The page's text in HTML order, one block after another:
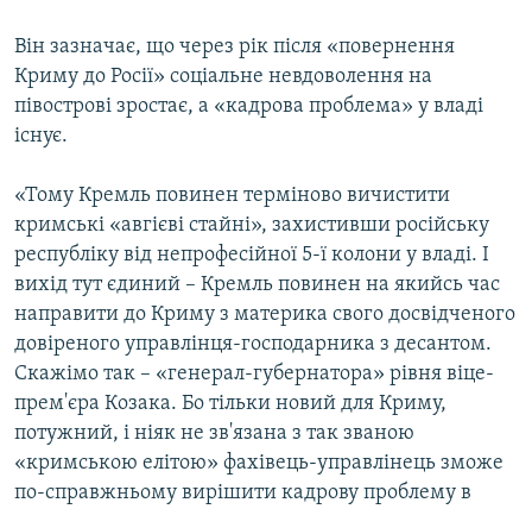
Він зазначає, що через рік після «повернення
Криму до Росії» соціальне невдоволення на
півострові зростає, а «кадрова проблема» у владі
існує.
«Тому Кремль повинен терміново вичистити
кримські «авгієві стайні», захистивши російську
республіку від непрофесійної 5-ї колони у владі. І
вихід тут єдиний – Кремль повинен на якийсь час
направити до Криму з материка свого досвідченого
довіреного управлінця-господарника з десантом.
Скажімо так – «генерал-губернатора» рівня віце-
прем'єра Козака. Бо тільки новий для Криму,
потужний, і ніяк не зв'язана з так званою
«кримською елітою» фахівець-управлінець зможе
по-справжньому вирішити кадрову проблему в